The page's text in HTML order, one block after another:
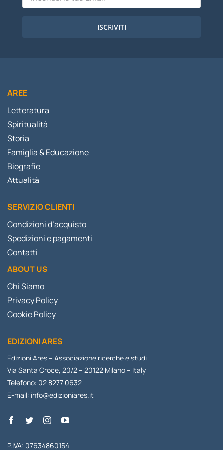
ISCRIVITI
AREE
Letteratura
Spiritualità
Storia
Famiglia & Educazione
Biografie
Attualità
SERVIZIO CLIENTI
Condizioni d’acquisto
Spedizioni e pagamenti
Contatti
ABOUT US
Chi Siamo
Privacy Policy
Cookie Policy
EDIZIONI ARES
Edizioni Ares – Associazione ricerche e studi
Via Santa Croce, 20/2 – 20122 Milano – Italy
Telefono: 02 8277 0632
E-mail: info@edizioniares.it
P.IVA: 07634860154